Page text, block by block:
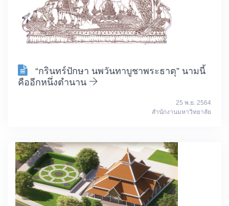
“กรินทร์ปักษา นพวันทาบูชาพระธาตุ” นามนี้
คืออีกหนึ่งตำนาน
25 พ.ย. 2564
สำนักงานมหาวิทยาลัย